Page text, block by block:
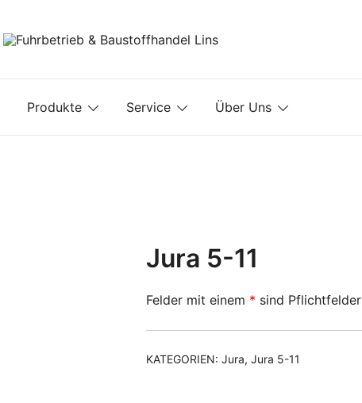
Produkte Service Über Uns
Jura 5-11
Felder mit einem * sind Pflichtfelder
KATEGORIEN: Jura, Jura 5-11